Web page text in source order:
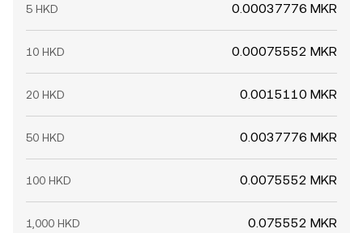
5 HKD 0.00037776 MKR
10 HKD 0.00075552 MKR
20 HKD 0.0015110 MKR
50 HKD 0.0037776 MKR
100 HKD 0.0075552 MKR
1,000 HKD 0.075552 MKR